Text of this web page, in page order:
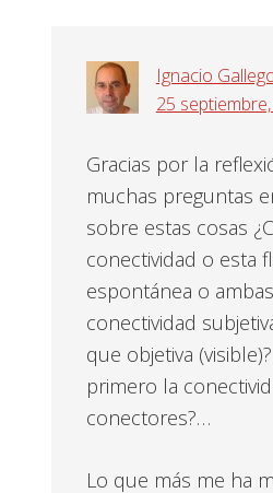
los
lectores
Ignacio
25
Gracias por la
muchas preguntas
sobre estas cosas
conectividad o esta
espontánea o
conectividad
que objetiva
primero la
conectores?…
Lo que más me ha